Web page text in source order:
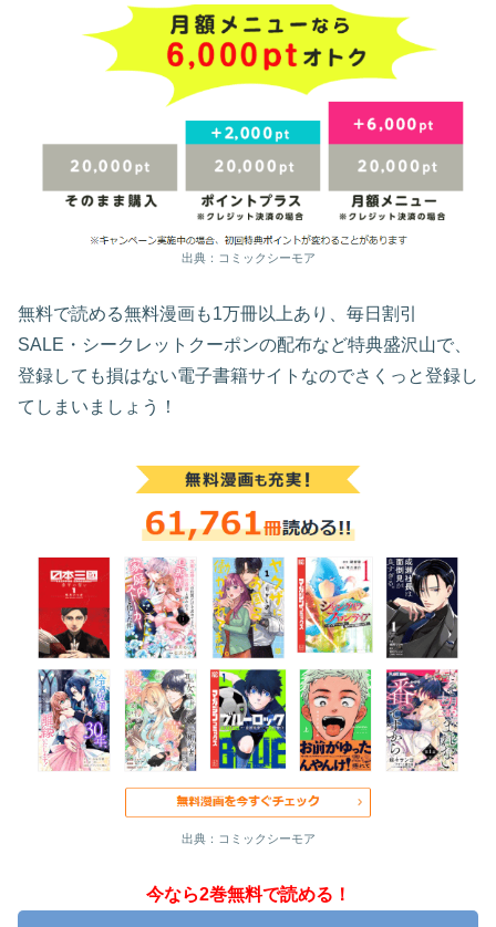
出典：コミックシーモア
無料で読める無料漫画も1万冊以上あり、毎日割引
SALE・シークレットクーポンの配布など特典盛沢山で、
登録しても損はない電子書籍サイトなのでさくっと登録し
てしまいましょう！
出典：コミックシーモア
今なら2巻無料で読める！